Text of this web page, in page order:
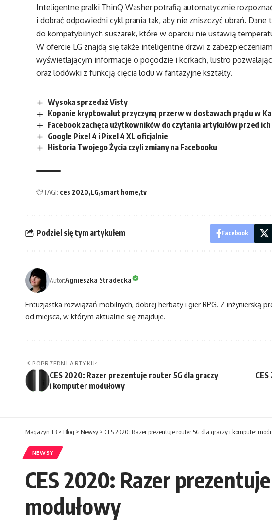
Inteligentne pralki ThinQ Washer potrafią automatycznie
i dobrać odpowiedni cykl prania tak, aby nie zniszczyć ubrań. Dane
do kompatybilnych suszarek, które w oparciu nie ustawią
W ofercie LG znajdą się także inteligentne drzwi z
wyświetlającym informacje o pogodzie i korkach, lustro
oraz lodówki z funkcją cięcia lodu w fantazyjne kształty.
Wysoka sprzedaż Visty
Kopanie kryptowalut przyczyną przerw w dostawach prądu w
Facebook zachęca użytkowników do czytania artykułów przed
Google Pixel 4 i Pixel 4 XL oficjalnie
Historia Twojego Życia czyli zmiany na Facebooku
TAGI: ces 2020 LG smart home tv
Podziel się tym artykułem Facebook
Autor:Agnieszka Stradecka
Entuzjastka rozwiązań mobilnych, dobrej herbaty i gier RPG. Z inżynierską
od miejsca, w którym aktualnie się znajduje.
POPRZEDNI ARTYKUŁ
CES 2020: Razer prezentuje router 5G dla graczy
i komputer modułowy
Magazyn T3 > Blog > Newsy > CES 2020: Razer prezentuje router 5G dla graczy i komputer
NEWSY
CES 2020: Razer
modułowy